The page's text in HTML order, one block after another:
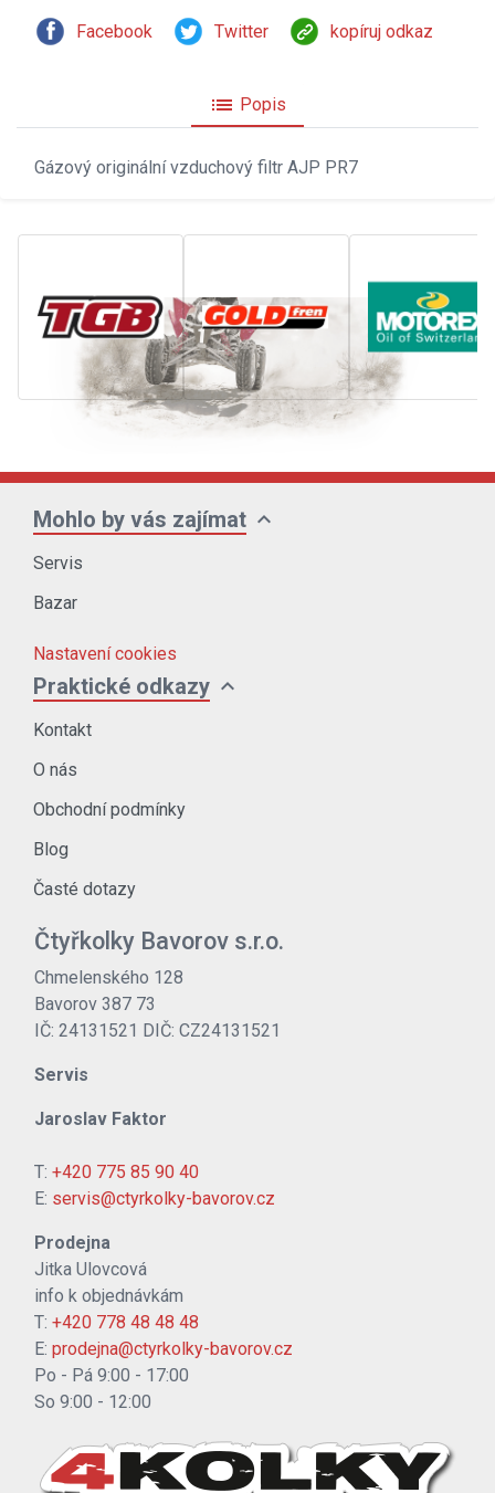
Facebook Twitter kopíruj odkaz
list Popis
Gázový originální vzduchový filtr AJP PR7
Mohlo by vás zajímat expand_more
Servis
Bazar
Nastavení cookies
Praktické odkazy expand_more
Kontakt
O nás
Obchodní podmínky
Blog
Časté dotazy
Čtyřkolky Bavorov s.r.o.
Chmelenského 128
Bavorov 387 73
IČ: 24131521 DIČ: CZ24131521
Servis
Jaroslav Faktor
T: +420 775 85 90 40
E: servis@ctyrkolky-bavorov.cz
Prodejna
Jitka Ulovcová
info k objednávkám
T: +420 778 48 48 48
E: prodejna@ctyrkolky-bavorov.cz
Po - Pá 9:00 - 17:00
So 9:00 - 12:00